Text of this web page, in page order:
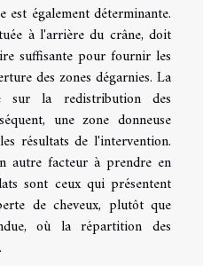
est également déterminante.
à l'arrière du crâne, doit
suffisante pour fournir les
des zones dégarnies. La
sur la redistribution des
une zone donneuse
résultats de l'intervention.
autre facteur à prendre en
sont ceux qui présentent
de cheveux, plutôt que
où la répartition des